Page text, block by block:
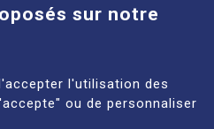
Cébazat
sur notre
l'utilisation des
ou de personnaliser